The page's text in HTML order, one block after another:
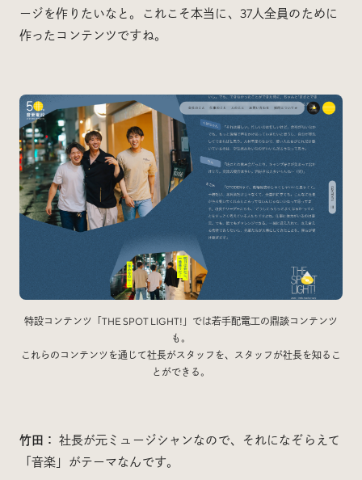
ージを作りたいなと。これこそ本当に、37人全員のために
作ったコンテンツですね。
特設コンテンツ「THE SPOT LIGHT!」では若手配電工の鼎談コンテンツ
も。
これらのコンテンツを通じて社長がスタッフを、スタッフが社長を知るこ
とができる。
竹田： 社長が元ミュージシャンなので、それになぞらえて
「音楽」がテーマなんです。